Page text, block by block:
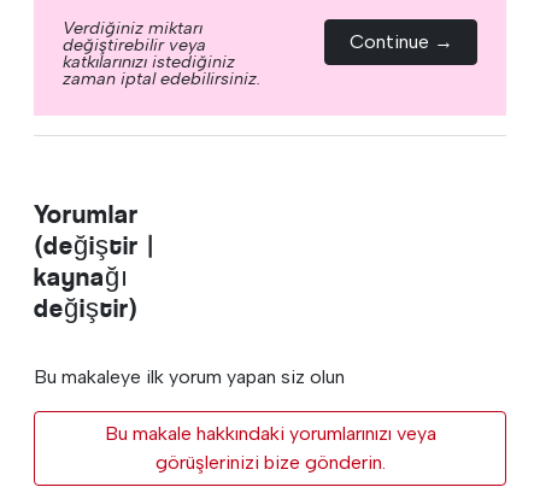
Verdiğiniz miktarı
değiştirebilir veya
katkılarınızı istediğiniz
zaman iptal edebilirsiniz.
Continue →
Yorumlar
(değiştir |
kaynağı
değiştir)
Bu makaleye ilk yorum yapan siz olun
Bu makale hakkındaki yorumlarınızı veya
görüşlerinizi bize gönderin.